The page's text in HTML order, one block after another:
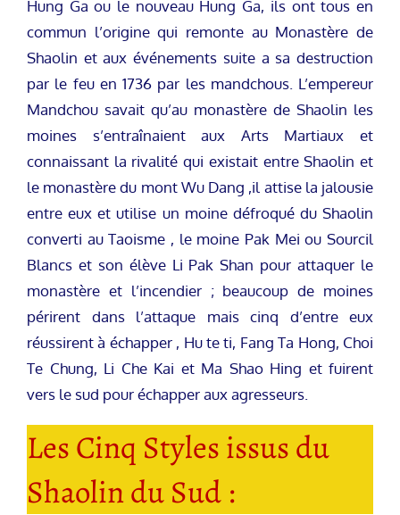
Hung Ga ou le nouveau Hung Ga, ils ont tous en
commun l’origine qui remonte au Monastère de
Shaolin et aux événements suite a sa destruction
par le feu en 1736 par les mandchous. L’empereur
Mandchou savait qu’au monastère de Shaolin les
moines s’entraînaient aux Arts Martiaux et
connaissant la rivalité qui existait entre Shaolin et
le monastère du mont Wu Dang ,il attise la jalousie
entre eux et utilise un moine défroqué du Shaolin
converti au Taoisme , le moine Pak Mei ou Sourcil
Blancs et son élève Li Pak Shan pour attaquer le
monastère et l’incendier ; beaucoup de moines
périrent dans l’attaque mais cinq d’entre eux
réussirent à échapper , Hu te ti, Fang Ta Hong, Choi
Te Chung, Li Che Kai et Ma Shao Hing et fuirent
vers le sud pour échapper aux agresseurs.
Les Cinq Styles issus du
Shaolin du Sud :